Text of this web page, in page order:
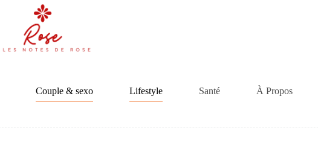
Couple & sexo Lifestyle Santé À Propos